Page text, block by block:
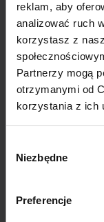
reklam, aby
analizować ruch
korzystasz z
Partnerzy mogą
otrzymanymi od
korzystania z ich
zgody
Niezbędne
Preferencje
Motyw dżungli
do zabawy.
dobrze
podczas imprez
wybór, gdy
wiekowym.
przecież każdy.
wspólnie z
Dmuchana
suchym
zdecydować